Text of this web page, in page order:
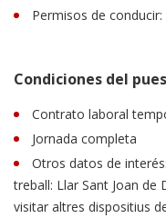
Permisos de conducir:
Condiciones del
Contrato laboral
Jornada completa
Otros datos de
treball: Llar Sant Joan
visitar altres dispositius